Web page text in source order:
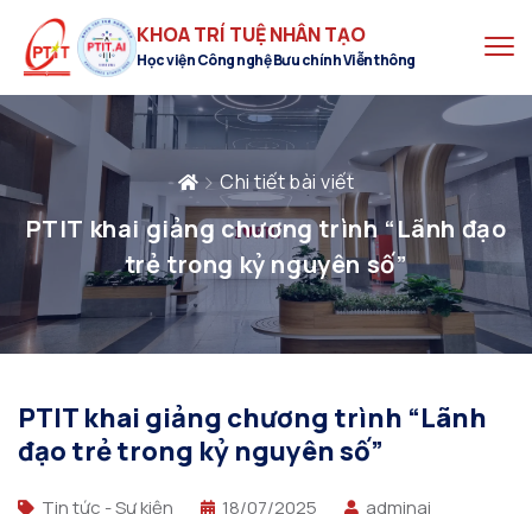
KHOA TRÍ TUỆ NHÂN TẠO
Học viện Công nghệ Bưu chính Viễn thông
Chi tiết bài viết
PTIT khai giảng chương trình “Lãnh đạo
trẻ trong kỷ nguyên số”
PTIT khai giảng chương trình “Lãnh
đạo trẻ trong kỷ nguyên số”
Tin tức - Sự kiện 18/07/2025 adminai